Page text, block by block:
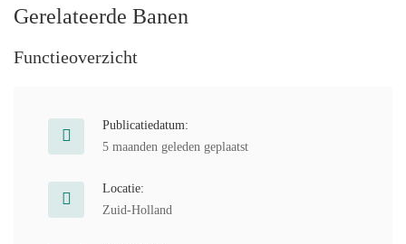
Gerelateerde Banen
Functieoverzicht
Publicatiedatum:
5 maanden geleden geplaatst
Locatie:
Zuid-Holland